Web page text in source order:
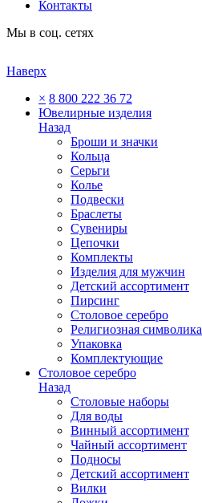
Контакты
Мы в соц. сетях
Наверх
× 8 800 222 36 72
Ювелирные изделия
Назад
Броши и значки
Кольца
Серьги
Колье
Подвески
Браслеты
Сувениры
Цепочки
Комплекты
Изделия для мужчин
Детский ассортимент
Пирсинг
Столовое серебро
Религиозная символика
Упаковка
Комплектующие
Столовое серебро
Назад
Столовые наборы
Для воды
Винный ассортимент
Чайный ассортимент
Подносы
Детский ассортимент
Вилки